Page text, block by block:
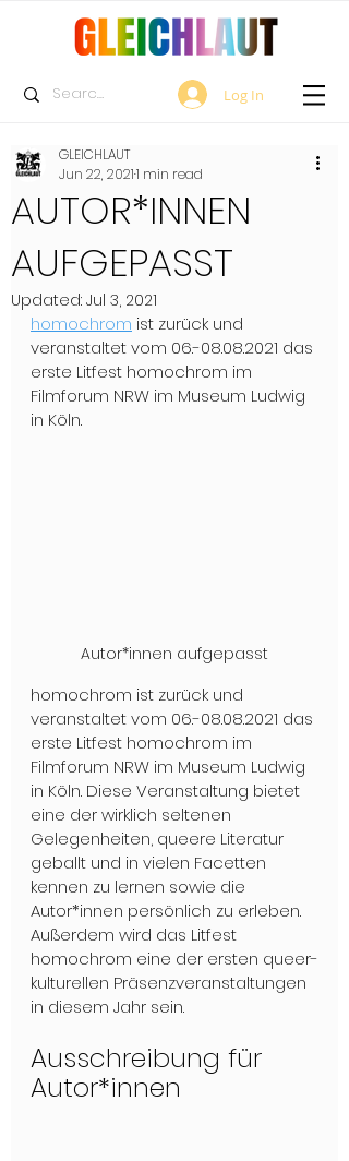
Log In
AUTOR*INNEN
AUFGEPASST
GLEICHLAUT
Jun 22, 20211 min read
Updated: Jul 3, 2021
homochrom ist zurück und
veranstaltet vom 06.-08.08.2021 das
erste Litfest homochrom im
Filmforum NRW im Museum Ludwig
in Köln.
Autor*innen aufgepasst
homochrom ist zurück und
veranstaltet vom 06.-08.08.2021 das
erste Litfest homochrom im
Filmforum NRW im Museum Ludwig
in Köln. Diese Veranstaltung bietet
eine der wirklich seltenen
Gelegenheiten, queere Literatur
geballt und in vielen Facetten
kennen zu lernen sowie die
Autor*innen persönlich zu erleben.
Außerdem wird das Litfest
homochrom eine der ersten queer-
kulturellen Präsenzveranstaltungen
in diesem Jahr sein.
Ausschreibung für
Autor*innen